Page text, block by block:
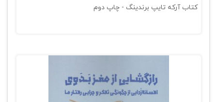
کتاب آرکه تایپ برندینگ - چاپ دوم